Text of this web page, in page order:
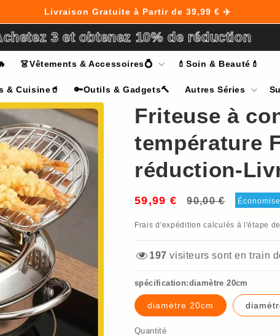
Livraison Gratuite à Partir de 39,99 € ✈️
3 et obtenez 10% de réduction
👗Vêtements & Accessoires💍 💄Soin & Beauté💄
& Cuisine🥤 🔑Outils & Gadgets🔨 Autres Séries
Friteuse à
température
réduction-
59,99 €
Prix
90,00 €
Prix
Frais d'expédition calculés à l'étape
197 visiteurs sont en train
spécification:diamètre 20cm
diamètre 20cm
Quantité